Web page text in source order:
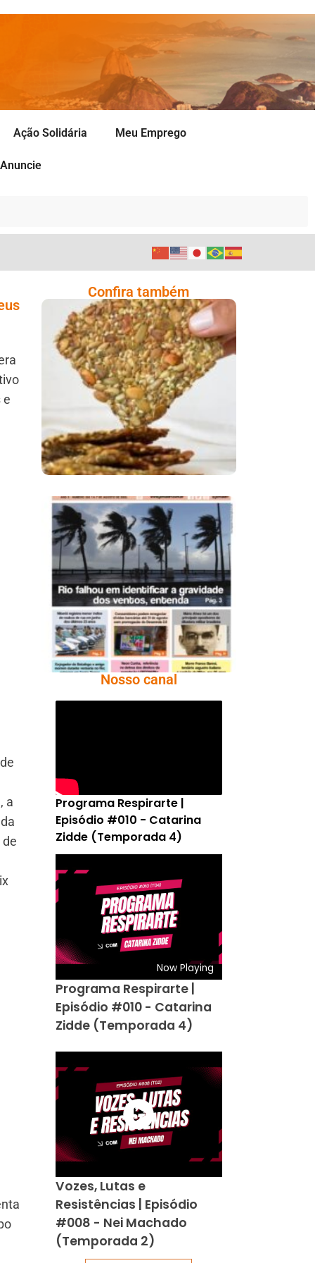
Ação Solidária Meu Emprego
Anuncie
e
a
Confira também
Comer Bem: Cracker
De Sementes
Ano X – Número 366
01 A 07 De Agosto De
2026
Nosso canal
Programa Respirarte |
Episódio #010 - Catarina
Zidde (Temporada 4)
Now Playing
Programa Respirarte |
Episódio #010 - Catarina
Zidde (Temporada 4)
Vozes, Lutas e
Resistências | Episódio
#008 - Nei Machado
(Temporada 2)